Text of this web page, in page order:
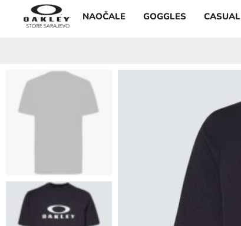
NAOČALE GOGGLES CASUAL